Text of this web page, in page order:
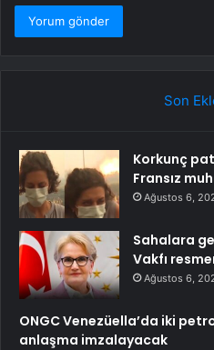
Son
Korkunç
Fransız
Ağustos 6,
Sahalara
Vakfı
Ağustos 6,
ONGC Venezüella’da iki
anlaşma imzalayacak